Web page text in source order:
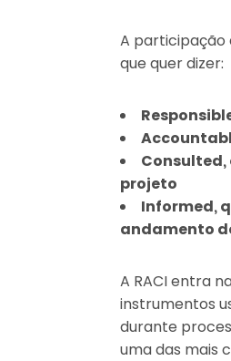
A participação
que quer dizer:
Consulted,
projeto
Informed,
andamento
A RACI entra
instrumentos
durante
uma das mais